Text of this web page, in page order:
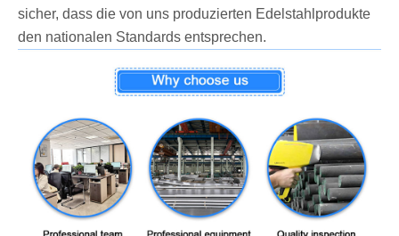
sicher, dass die von uns produzierten Edelstahlprodukte
den nationalen Standards entsprechen.